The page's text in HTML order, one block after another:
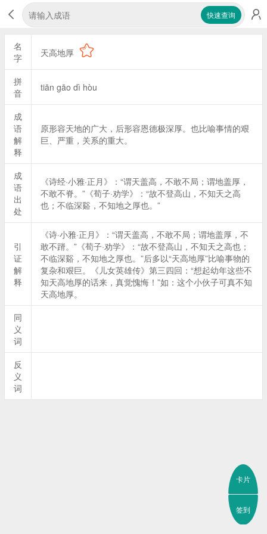
快速查询
名
字
天高地厚
拼
音
tiān gāo dì hòu
成
语
解
释
原形容天地的广大，后形容恩德极深厚。也比喻事情的艰
巨、严重，关系的重大。
成
语
出
处
《诗经·小雅·正月》：“谓天盖高，不敢不局；谓地盖厚，
不敢不脊。”《荀子·劝学》：“故不登高山，不知天之高
也；不临深谿，不知地之厚也。”
引
证
解
释
《诗·小雅·正月》：“谓天盖高，不敢不局；谓地盖厚，不
敢不蹐。”《荀子·劝学》：“故不登高山，不知天之高也；
不临深谿，不知地之厚也。”后多以“天高地厚”比喻事物的
复杂和艰巨。《儿女英雄传》第三四回：“想起幼年这些不
知天高地厚的话来，真觉愧悔！”如：这个小伙子可真不知
天高地厚。
同
义
词
反
义
词
卡片
签到